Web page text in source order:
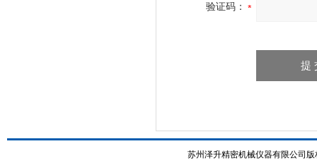
验证码：
苏州泽升精密机械仪器有限公司